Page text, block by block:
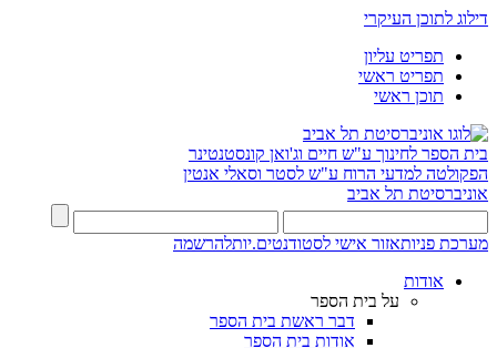
דילוג לתוכן העיקרי
תפריט עליון
תפריט ראשי
תוכן ראשי
בית הספר לחינוך ע"ש חיים וג'ואן קונסטנטינר
הפקולטה למדעי הרוח ע"ש לסטר וסאלי אנטין
אוניברסיטת תל אביב
מערכת פניותאזור אישי לסטודנטים.יותלהרשמה
אודות
על בית הספר
דבר ראשת בית הספר
אודות בית הספר